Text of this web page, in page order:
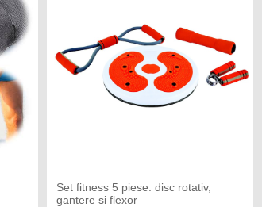
Set fitness 5 piese: disc rotativ,
gantere si flexor